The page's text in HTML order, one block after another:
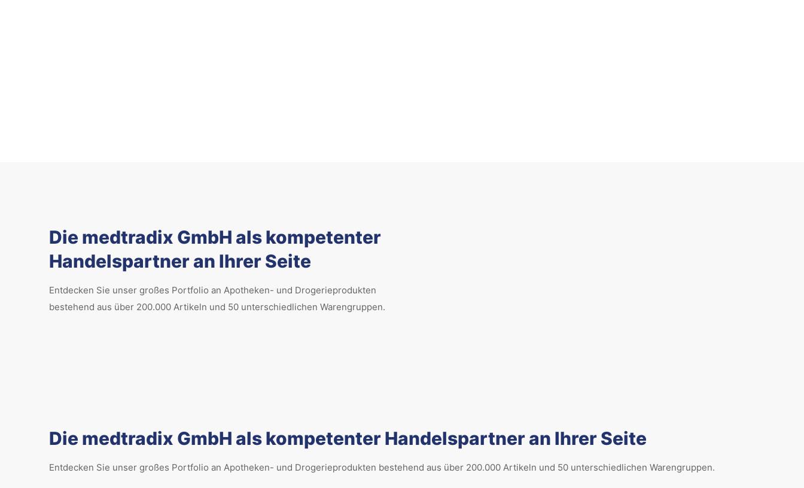
Die medtradix GmbH als kompetenter
Handelspartner an Ihrer Seite
Entdecken Sie unser großes Portfolio an Apotheken- und Drogerieprodukten
bestehend aus über 200.000 Artikeln und 50 unterschiedlichen Warengruppen.
Die medtradix GmbH als kompetenter Handelspartner an Ihrer Seite
Entdecken Sie unser großes Portfolio an Apotheken- und Drogerieprodukten bestehend aus über 200.000 Artikeln und 50 unterschiedlichen Warengruppen.